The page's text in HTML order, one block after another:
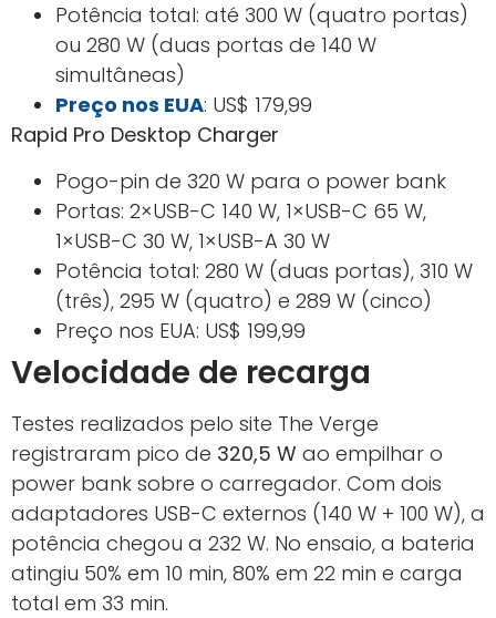
Potência total: até 300 W (quatro portas)
ou 280 W (duas portas de 140 W
simultâneas)
Preço nos EUA: US$ 179,99
Rapid Pro Desktop Charger
Pogo-pin de 320 W para o power bank
Portas: 2×USB-C 140 W, 1×USB-C 65 W,
1×USB-C 30 W, 1×USB-A 30 W
Potência total: 280 W (duas portas), 310 W
(três), 295 W (quatro) e 289 W (cinco)
Preço nos EUA: US$ 199,99
Velocidade de recarga
Testes realizados pelo site The Verge
registraram pico de 320,5 W ao empilhar o
power bank sobre o carregador. Com dois
adaptadores USB-C externos (140 W + 100 W), a
potência chegou a 232 W. No ensaio, a bateria
atingiu 50% em 10 min, 80% em 22 min e carga
total em 33 min.